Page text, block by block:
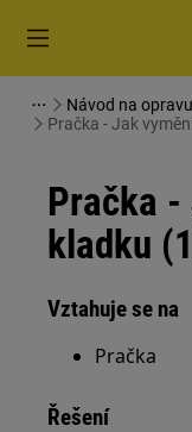
Návod na
Pračka - Jak
Pračka
kladku
Vztahuje se na
Pračka
Řešení